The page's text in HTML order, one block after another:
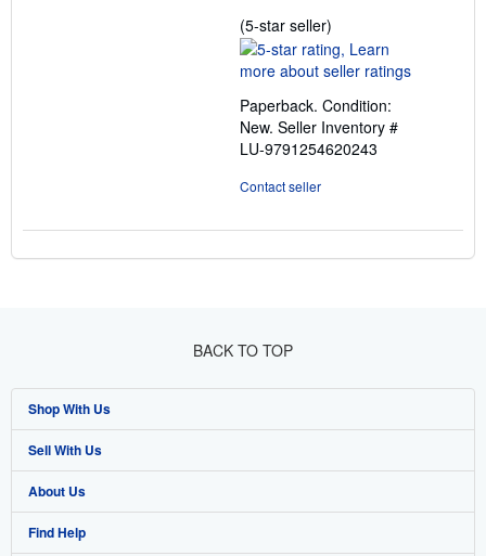
(5-star seller)
rating
5
of
5
stars
Paperback. Condition:
New. Seller Inventory #
LU-9791254620243
Contact seller
BACK TO TOP
Shop With Us
Advanced Search
Browse Collections
My Account
Sell With Us
Start Selling
Join Our Affiliate Programme
About Us
About AbeBooks
Find Help